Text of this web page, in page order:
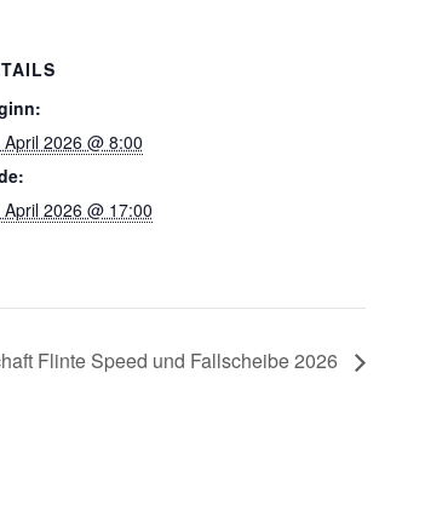
April 2026 @ 8:00
April 2026 @ 17:00
Flinte Speed und Fallscheibe 2026